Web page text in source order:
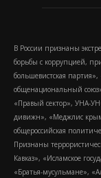
В России признаны
борьбы с коррупцией,
большевистская
общенациональный
«Правый сектор», УНА-
дивижн», «Меджлис
общероссийская
Признаны
Кавказ», «Исламское
«Братья-мусульмане»,